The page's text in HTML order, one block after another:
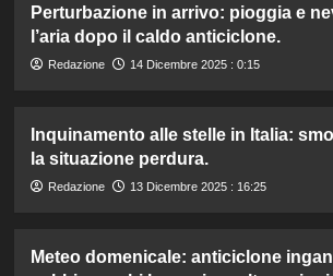
Perturbazione in arrivo: pioggia e
l’aria dopo il caldo anticiclone.
Redazione 14 Dicembre 2025 : 0:15
Inquinamento alle stelle in Italia:
la situazione perdura.
Redazione 13 Dicembre 2025 : 16:25
Meteo domenicale: anticiclone